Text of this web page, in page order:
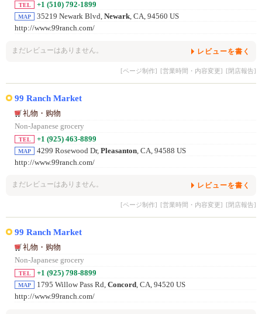
TEL +1 (510) 792-1899
MAP 35219 Newark Blvd, Newark, CA, 94560 US
http://www.99ranch.com/
まだレビューはありません。 レビューを書く
[ページ制作] [営業時間・内容変更] [閉店報告]
99 Ranch Market
礼物・购物
Non-Japanese grocery
TEL +1 (925) 463-8899
MAP 4299 Rosewood Dr, Pleasanton , CA, 94588 US
http://www.99ranch.com/
まだレビューはありません。 レビューを書く
[ページ制作] [営業時間・内容変更] [閉店報告]
99 Ranch Market
礼物・购物
Non-Japanese grocery
TEL +1 (925) 798-8899
MAP 1795 Willow Pass Rd, Concord, CA, 94520 US
http://www.99ranch.com/